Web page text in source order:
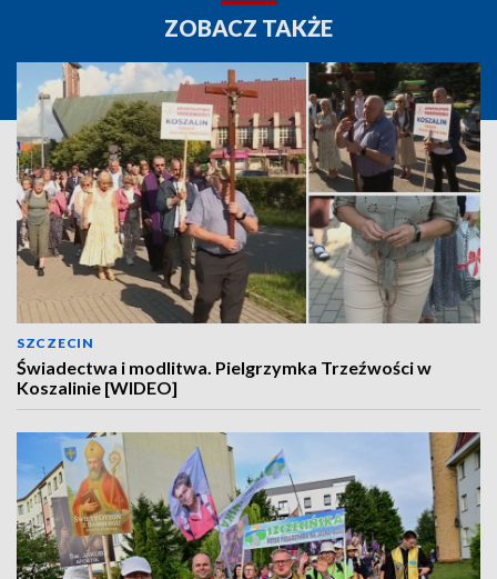
ZOBACZ TAKŻE
SZCZECIN
Świadectwa i modlitwa. Pielgrzymka Trzeźwości w
Koszalinie [WIDEO]